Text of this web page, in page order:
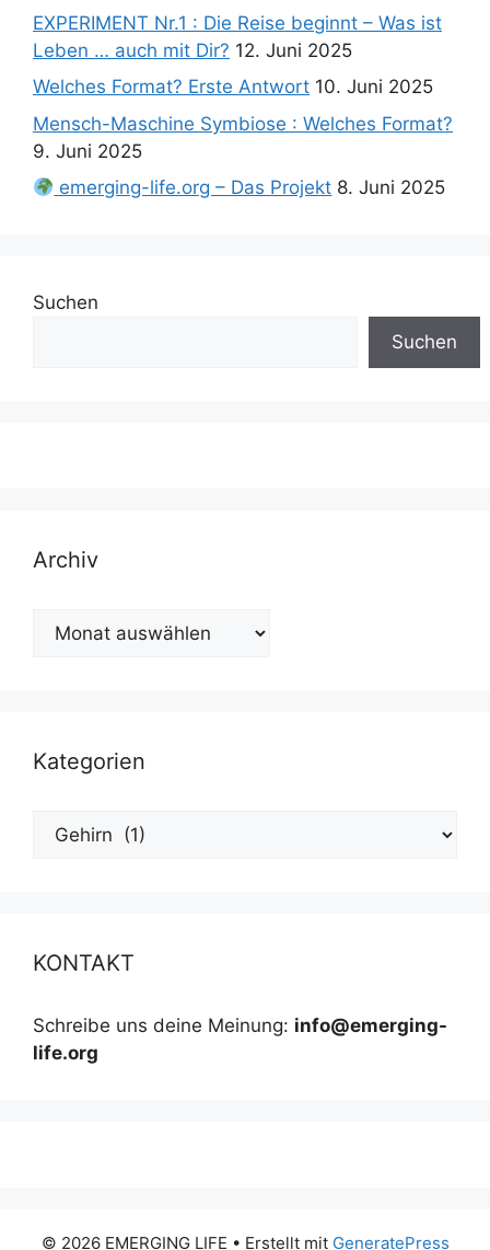
EXPERIMENT Nr.1 : Die Reise beginnt – Was ist
Leben … auch mit Dir? 12. Juni 2025
Welches Format? Erste Antwort 10. Juni 2025
Mensch-Maschine Symbiose : Welches Format?
9. Juni 2025
emerging-life.org – Das Projekt 8. Juni 2025
Suchen
Suchen
Archiv
Archiv
Kategorien
Kategorien
KONTAKT
Schreibe uns deine Meinung: info@emerging-
life.org
© 2026 EMERGING LIFE • Erstellt mit GeneratePress